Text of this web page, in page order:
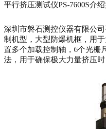
平行挤压测试仪PS-7600S介绍
深圳市磐石测控仪器有限公
制机型，大型防爆机框，用
置多个加载控制轴，6个光栅
法，用于确保极大力量挤压